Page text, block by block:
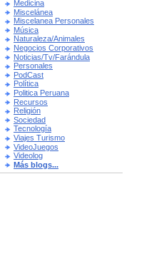
Medicina
Miscelánea
Miscelanea Personales
Música
Naturaleza/Animales
Negocios Corporativos
Noticias/Tv/Farándula
Personales
PodCast
Política
Politica Peruana
Recursos
Religión
Sociedad
Tecnología
Viajes Turismo
VideoJuegos
Videolog
Más blogs...